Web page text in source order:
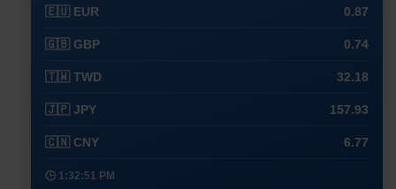
🇪🇺 EUR 0.87
🇬🇧 GBP 0.74
🇹🇼 TWD 32.18
🇯🇵 JPY 157.93
🇨🇳 CNY 6.77
🕒 1:32:51 PM